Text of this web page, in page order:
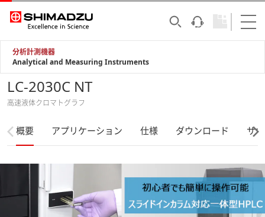
分析計測機器
Analytical and Measuring Instruments
LC-2030C NT
高速液体クロマトグラフ
概要 アプリケーション 仕様 ダウンロード サ